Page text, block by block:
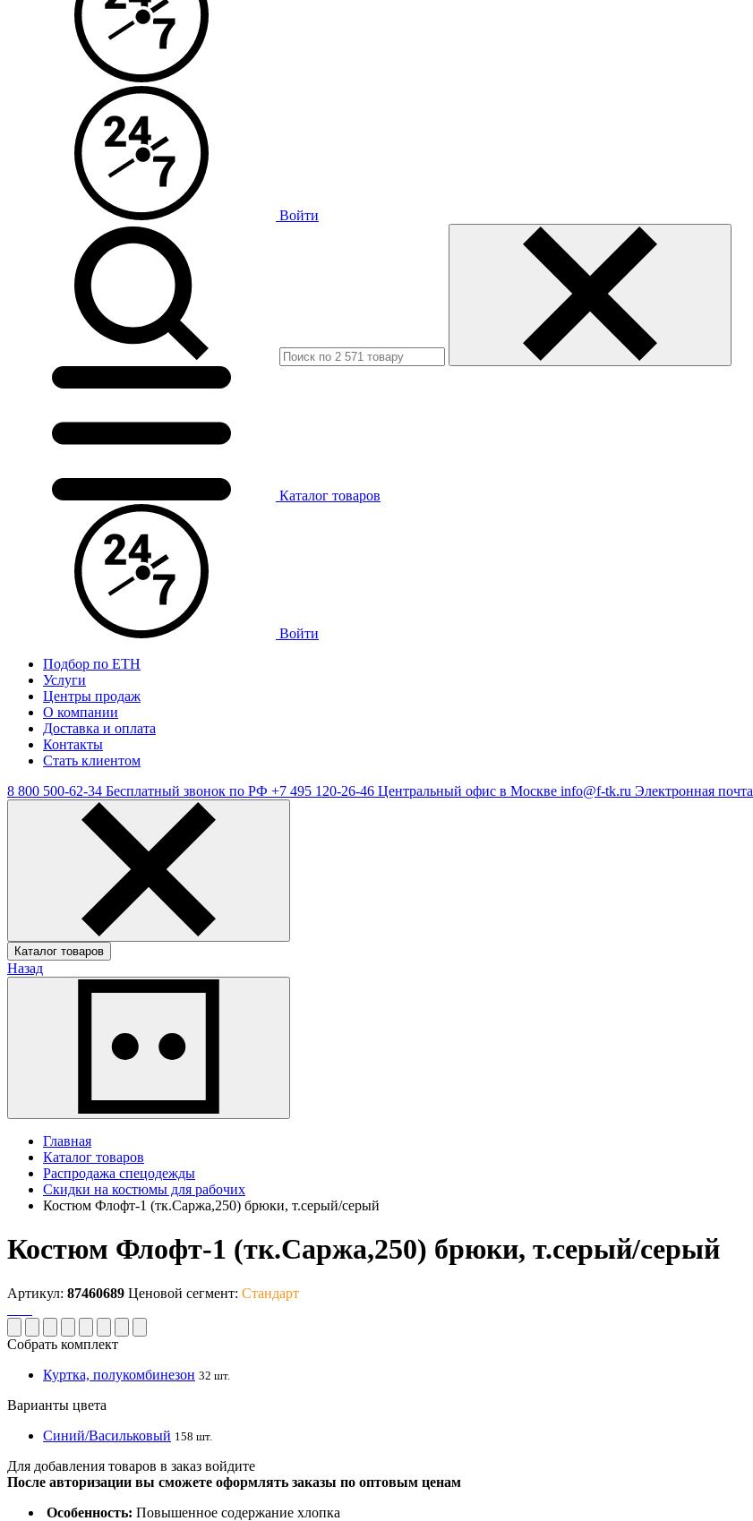
Войти
Каталог товаров
Войти
Подбор по ЕТН
Услуги
Центры продаж
О компании
Доставка и оплата
Контакты
Стать клиентом
8 800 500-62-34 Бесплатный звонок по РФ +7 495 120-26-46 Центральный офис в Москве info@f-tk.ru Электронная почта
Каталог товаров
Назад
Главная
Каталог товаров
Распродажа спецодежды
Скидки на костюмы для рабочих
Костюм Флофт-1 (тк.Саржа,250) брюки, т.серый/серый
Костюм Флофт-1 (тк.Саржа,250) брюки, т.серый/серый
Артикул: 87460689 Ценовой сегмент: Стандарт
Собрать комплект
Куртка, полукомбинезон 32 шт.
Варианты цвета
Синий/Васильковый 158 шт.
Для добавления товаров в заказ войдите
После авторизации вы сможете оформлять заказы по оптовым ценам
Особенность: Повышенное содержание хлопка